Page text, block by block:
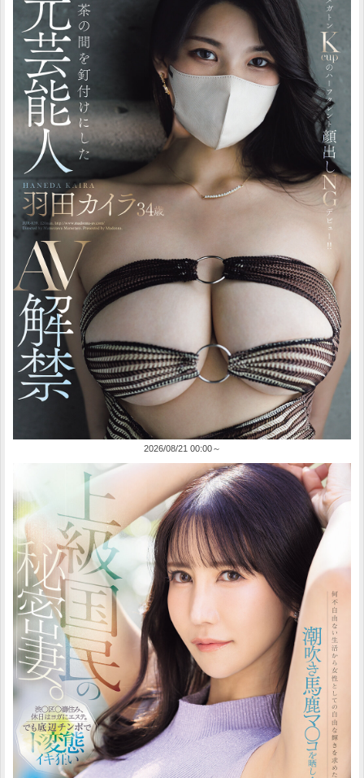
2026/08/21 00:00～